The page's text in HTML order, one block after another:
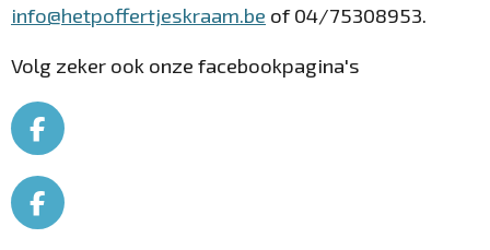
info@hetpoffertjeskraam.be of 04/75308953.
Volg zeker ook onze facebookpagina's
F
a
c
e
b
F
a